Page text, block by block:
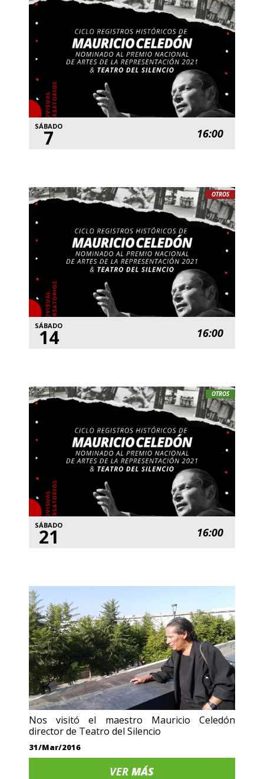
SÁBADO
7 16:00
OTROS
SÁBADO
14 16:00
OTROS
SÁBADO
21 16:00
Nos visitó el maestro Mauricio Celedón
director de Teatro del Silencio
31/Mar/2016
VERMÁS